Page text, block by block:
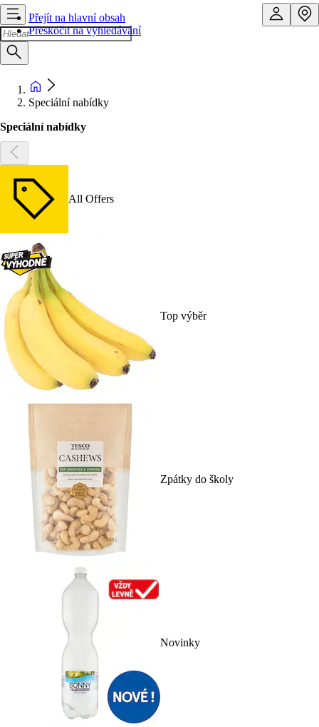
Přejít na hlavní obsah
Přeskočit na vyhledávání
Speciální nabídky
Speciální nabídky
All Offers
Top výběr
Zpátky do školy
Novinky